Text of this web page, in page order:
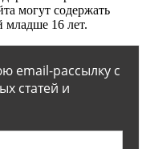
могут содержать
16 лет.
email-рассылку с
статей и